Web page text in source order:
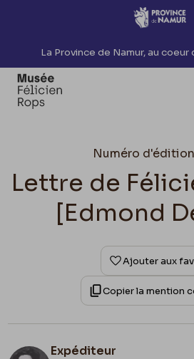
Accèder directement au
La Province de Namur, au
Numéro
Lettre de
[Edmond
Ajouter aux
Copier la mention
Expéditeur